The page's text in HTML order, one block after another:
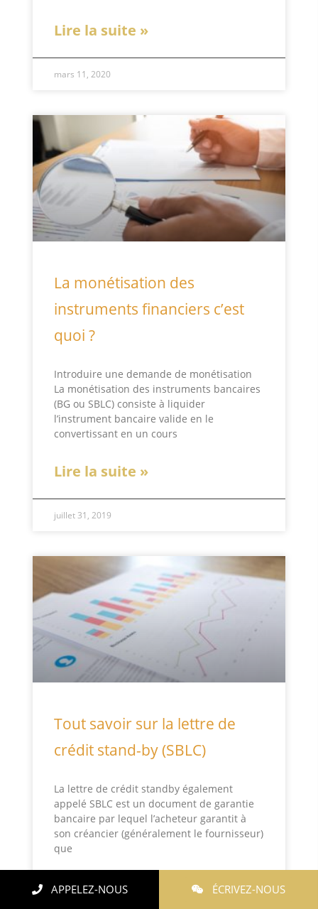
Lire la suite »
mars 11, 2020
La monétisation des
instruments financiers c’est
quoi ?
Introduire une demande de monétisation
La monétisation des instruments bancaires
(BG ou SBLC) consiste à liquider
l’instrument bancaire valide en le
convertissant en un cours
Lire la suite »
juillet 31, 2019
Tout savoir sur la lettre de
crédit stand-by (SBLC)
La lettre de crédit standby également
appelé SBLC est un document de garantie
bancaire par lequel l’acheteur garantit à
son créancier (généralement le fournisseur)
que
Lire la suite »
APPELEZ-NOUS ÉCRIVEZ-NOUS